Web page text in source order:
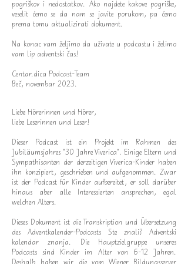
pogriškov i nedostatkov. Ako najdete kakove pogriške,
veselit ćemo se da nam se javite porukom, pa ćemo
prema tomu aktualizirati dokument.
Na konac vam željimo da uživate u podcastu i želimo
vam lip adventski čas!
Centar.dica Podcast-Team
Beč, novembar 2023.
Liebe Hörerinnen und Hörer,
liebe Leserinnen und Leser!
Dieser Podcast ist ein Projekt im Rahmen des
Jubiläumsjahres "30 Jahre Viverica". Einige Eltern und
Sympathisanten der derzeitigen Viverica-Kinder haben
ihn konzipiert, geschrieben und aufgenommen. Zwar
ist der Podcast für Kinder aufbereitet, er soll darüber
hinaus aber alle Interessierten ansprechen, egal
welchen Alters.
Dieses Dokument ist die Transkription und Übersetzung
des Adventkalender-Podcasts Ste znali? Adventski
kalendar znanja. Die Hauptzielgruppe unseres
Podcasts sind Kinder im Alter von 6-12 Jahren.